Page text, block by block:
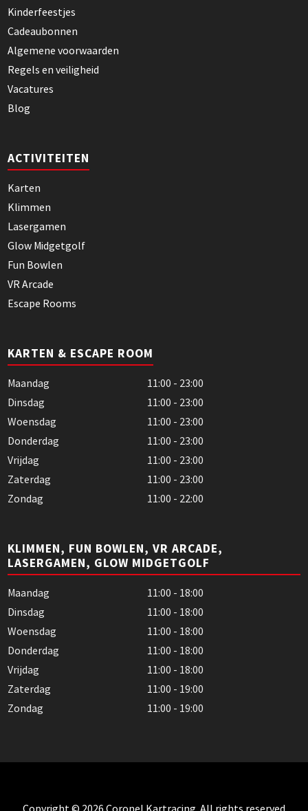
Kinderfeestjes
Cadeaubonnen
Algemene voorwaarden
Regels en veiligheid
Vacatures
Blog
ACTIVITEITEN
Karten
Klimmen
Lasergamen
Glow Midgetgolf
Fun Bowlen
VR Arcade
Escape Rooms
KARTEN & ESCAPE ROOM
Maandag
11:00 - 23:00
Dinsdag
11:00 - 23:00
Woensdag
11:00 - 23:00
Donderdag
11:00 - 23:00
Vrijdag
11:00 - 23:00
Zaterdag
11:00 - 23:00
Zondag
11:00 - 22:00
KLIMMEN, FUN BOWLEN, VR ARCADE,
LASERGAMEN, GLOW MIDGETGOLF
Maandag
11:00 - 18:00
Dinsdag
11:00 - 18:00
Woensdag
11:00 - 18:00
Donderdag
11:00 - 18:00
Vrijdag
11:00 - 18:00
Zaterdag
11:00 - 19:00
Zondag
11:00 - 19:00
Copyright © 2026 Coronel Kartracing. All rights reserved